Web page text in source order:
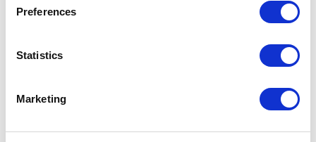
Preferences
Statistics
Marketing
relativa al mecanismo de deslizamiento, hecho
aún más ligero, más preciso y apoyado por una
serie de soluciones patentadas diseñadas para